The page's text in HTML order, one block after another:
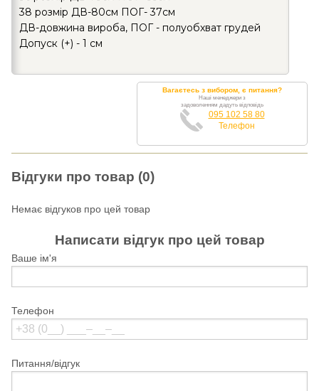
38 розмір ДВ-80см ПОГ- 37см
ДВ-довжина вироба, ПОГ - полуобхват грудей
Допуск (+) - 1 см
Вагаєтесь з вибором, є питання?
Наші менеджери з
задоволенням дадуть відповідь
095 102 58 80
Телефон
Відгуки про товар (0)
Немає відгуков про цей товар
Написати відгук про цей товар
Ваше ім'я
Телефон
Питання/відгук